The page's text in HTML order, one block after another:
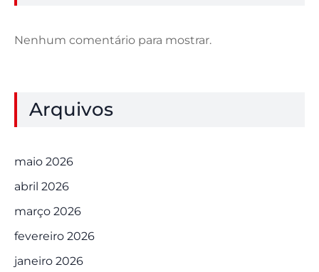
Nenhum comentário para mostrar.
Arquivos
maio 2026
abril 2026
março 2026
fevereiro 2026
janeiro 2026